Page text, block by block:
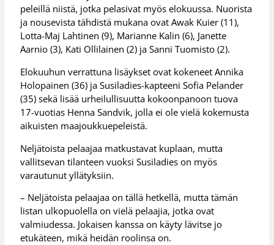
peleillä niistä, jotka pelasivat myös elokuussa. Nuorista
ja nousevista tähdistä mukana ovat Awak Kuier (11),
Lotta-Maj Lahtinen (9), Marianne Kalin (6), Janette
Aarnio (3), Kati Ollilainen (2) ja Sanni Tuomisto (2).
Elokuuhun verrattuna lisäykset ovat kokeneet Annika
Holopainen (36) ja Susiladies-kapteeni Sofia Pelander
(35) sekä lisää urheilullisuutta kokoonpanoon tuova
17-vuotias Henna Sandvik, jolla ei ole vielä kokemusta
aikuisten maajoukkuepeleistä.
Neljätoista pelaajaa matkustavat kuplaan, mutta
vallitsevan tilanteen vuoksi Susiladies on myös
varautunut yllätyksiin.
– Neljätoista pelaajaa on tällä hetkellä, mutta tämän
listan ulkopuolella on vielä pelaajia, jotka ovat
valmiudessa. Jokaisen kanssa on käyty lävitse jo
etukäteen, mikä heidän roolinsa on.